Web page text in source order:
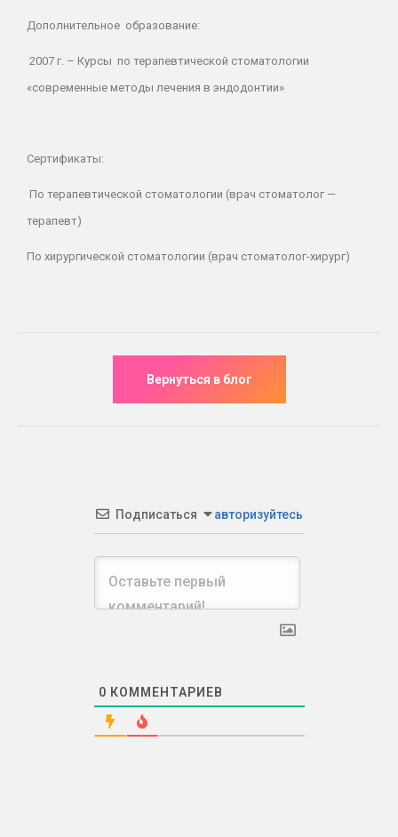
Дополнительное образование:
2007 г. – Курсы по терапевтической стоматологии
«современные методы лечения в эндодонтии»
Сертификаты:
По терапевтической стоматологии (врач стоматолог —
терапевт)
По хирургической стоматологии (врач стоматолог-хирург)
Подписаться авторизуйтесь
0 КОММЕНТАРИЕВ